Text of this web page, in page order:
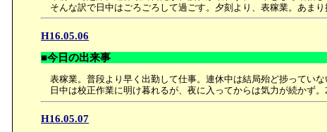
そんな訳で日中はごろごろして過ごす。夕刻より、表稼業。あまり
H16.05.06
■今日の出来事
表稼業。普段より早く出勤して仕事。連休中は結局殆ど捗っていな
日中は校正作業に明け暮れるが、夜に入ってからは気力が続かず。
H16.05.07